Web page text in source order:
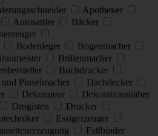
Apotheker
Autosattler
Bäcker
Bodenleger
Bogenmacher
Brillenmacher
Buchdrucker
Pinselmacher
Dachdecker
Dekorateur
Dekorationsnäher
Drogisten
Drucker
Essigerzeuger
Faßbinder